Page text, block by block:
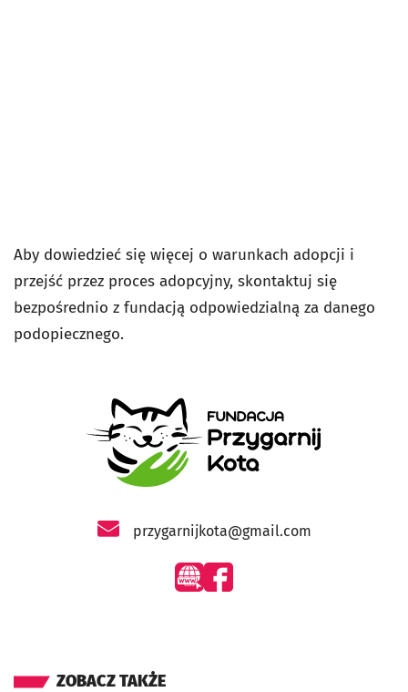
Aby dowiedzieć się więcej o warunkach adopcji i
przejść przez proces adopcyjny, skontaktuj się
bezpośrednio z fundacją odpowiedzialną za danego
podopiecznego.
- otworzy się w nowej karcieprzygarnijkota@gmail.com
ZOBACZ TAKŻE